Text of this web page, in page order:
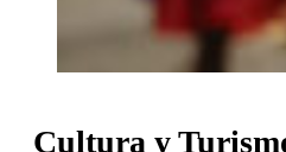
Cultura y